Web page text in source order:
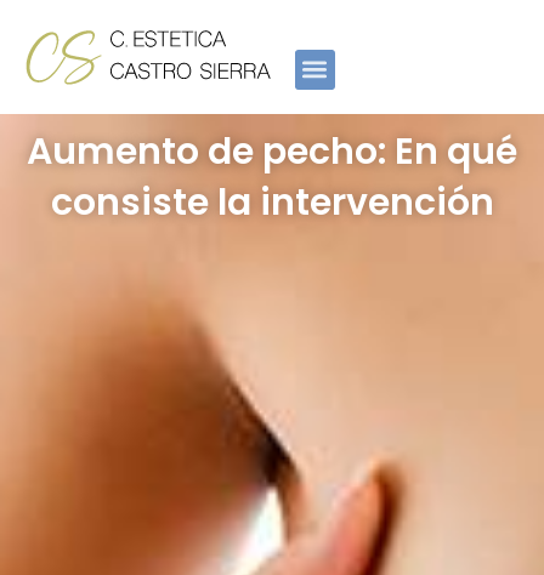
contenido
Aumento de pecho: En qué
consiste la intervención